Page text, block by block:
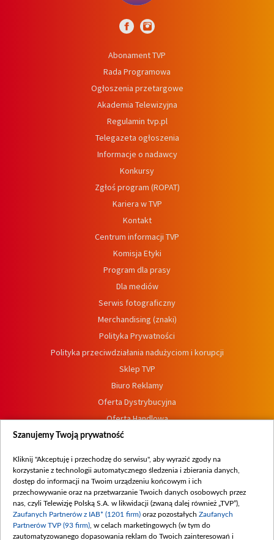
Abonament TVP
Rada Programowa
Ogłoszenia przetargowe
Akademia Telewizyjna
Regulamin tvp.pl
Telegazeta ogłoszenia
Informacje o nadawcy
Konkursy
Zgłoś program (ROPAT)
Kariera w TVP
Kontakt
Centrum informacji TVP
Komisja Etyki
Program dla prasy
Dla mediów
Serwis fotograficzny
Merchandising (znaki)
Polityka Prywatności
Polityka przeciwdziałania nadużyciom i korupcji
Sklep TVP
Biuro Reklamy
Oferta Dystrybucyjna
Oferta Handlowa
Dostępność
Procedura zgłoszeń wewnętrznych
Szanujemy Twoją prywatność
Kliknij "Akceptuję i przechodzę do serwisu", aby wyrazić zgody na
korzystanie z technologii automatycznego śledzenia i zbierania danych,
dostęp do informacji na Twoim urządzeniu końcowym i ich
przechowywanie oraz na przetwarzanie Twoich danych osobowych przez
nas, czyli Telewizję Polską S.A. w likwidacji (zwaną dalej również „TVP”),
Zaufanych Partnerów z IAB* (1201 firm) oraz pozostałych Zaufanych
Partnerów TVP (93 firm) , w celach marketingowych (w tym do
zautomatyzowanego dopasowania reklam do Twoich zainteresowań i